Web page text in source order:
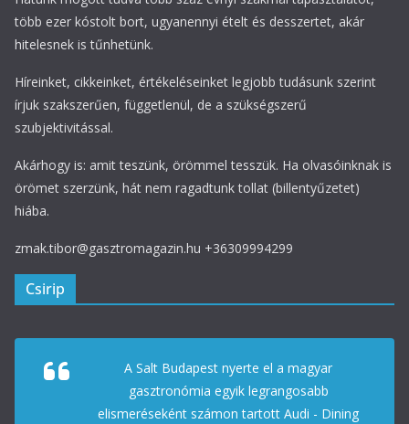
több ezer kóstolt bort, ugyanennyi ételt és desszertet, akár
hitelesnek is tűnhetünk.
Híreinket, cikkeinket, értékeléseinket legjobb tudásunk szerint
írjuk szakszerűen, függetlenül, de a szükségszerű
szubjektivitással.
Akárhogy is: amit teszünk, örömmel tesszük. Ha olvasóinknak is
örömet szerzünk, hát nem ragadtunk tollat (billentyűzetet)
hiába.
zmak.tibor@gasztromagazin.hu +36309994299
Csirip
A Salt Budapest nyerte el a magyar
gasztronómia egyik legrangosabb
elismeréseként számon tartott Audi - Dining